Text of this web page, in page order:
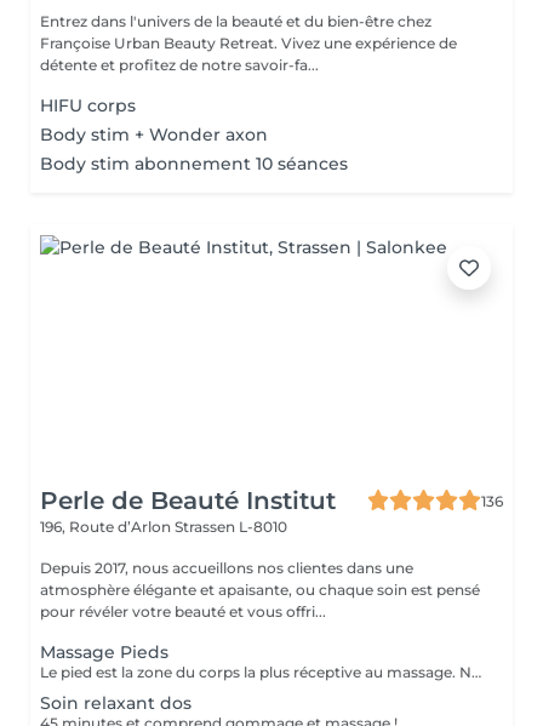
Entrez dans l'univers de la beauté et du bien-être chez
Françoise Urban Beauty Retreat. Vivez une expérience de
détente et profitez de notre savoir-fa...
HIFU corps
Body stim + Wonder axon
Body stim abonnement 10 séances
Perle de Beauté Institut
136
196, Route d’Arlon Strassen L-8010
Depuis 2017, nous accueillons nos clientes dans une
atmosphère élégante et apaisante, ou chaque soin est pensé
pour révéler votre beauté et vous offri...
Massage Pieds
Le pied est la zone du corps la plus réceptive au massage. Nous n'y pensons pas assez mais les pieds sont une partie très importante du corps et nécessitent un soin tout particulier! Supportant toute la charge pondérale ainsi que les agressions extérieures telles que le temps, les chaussures trop serrées, à talons ou simplement le fait de marcher toute la journée, nos pieds sont donc fortement sollicités! Les massages des pieds sont donc conseillés et très favorables à notre bien-être général!
Soin relaxant dos